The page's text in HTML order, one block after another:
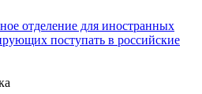
отделение для иностранных
поступать в российские